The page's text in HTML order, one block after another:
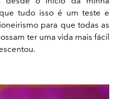
tudo isso é um teste e
para que todas as
ter uma vida mais fácil